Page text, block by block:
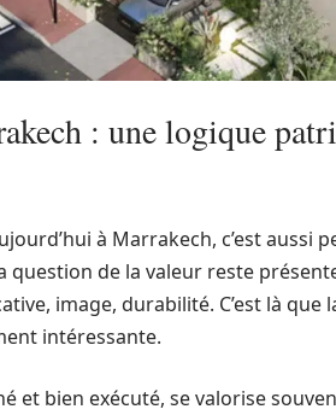
: une logique
à Marrakech, c’est aussi
question de la valeur reste
image, durabilité. C’est là que
intéressante.
et bien exécuté, se valorise